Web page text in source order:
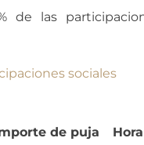
de las
sociales
de puja